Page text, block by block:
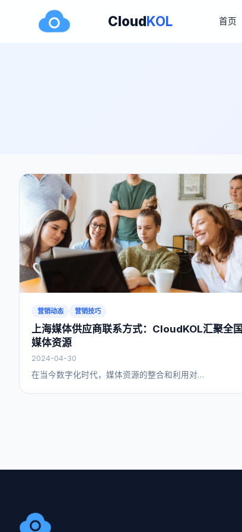
CloudKOL 首页
营销动态 营销技巧
上海媒体供应商联系方式：CloudKOL汇聚全国
媒体资源
2024-04-30
在当今数字化时代，媒体资源的整合和利用对…